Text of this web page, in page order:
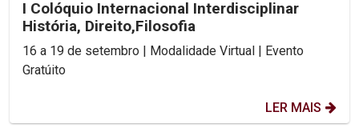
I Colóquio Internacional Interdisciplinar
História, Direito,Filosofia
16 a 19 de setembro | Modalidade Virtual | Evento
LER MAIS